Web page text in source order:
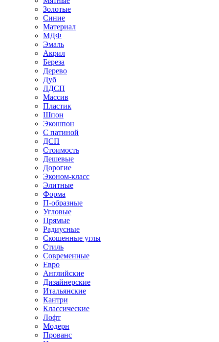
Золотые
Синие
Материал
МДФ
Эмаль
Акрил
Береза
Дерево
Дуб
ЛДСП
Массив
Пластик
Шпон
Экошпон
С патиной
ДСП
Стоимость
Дешевые
Дорогие
Эконом-класс
Элитные
Форма
П-образные
Угловые
Прямые
Радиусные
Скошенные углы
Стиль
Современные
Евро
Английские
Дизайнерские
Итальянские
Кантри
Классические
Лофт
Модерн
Прованс